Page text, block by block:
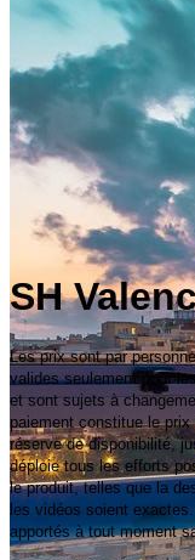
SH
Les prix sont par
valides seulement pour
et sont sujets à
paiement constitue le
réserve de disponibilité,
déploie tous les efforts
le produit, telles que la
les vidéos soient
apportés à tout moment